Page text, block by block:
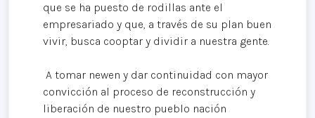
que se ha puesto de rodillas ante el
empresariado y que, a través de su plan buen
vivir, busca cooptar y dividir a nuestra gente.
A tomar newen y dar continuidad con mayor
convicción al proceso de reconstrucción y
liberación de nuestro pueblo nación